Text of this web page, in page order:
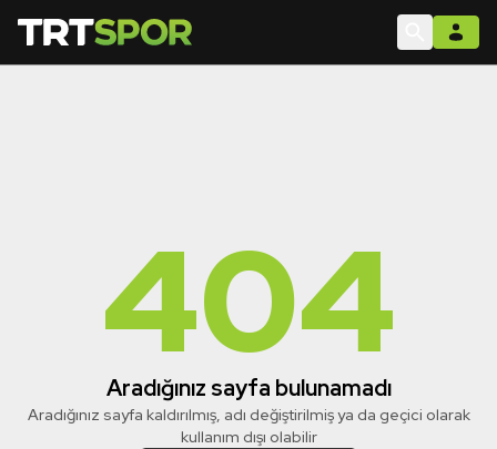
404
Aradığınız sayfa bulunamadı
Aradığınız sayfa kaldırılmış, adı değiştirilmiş ya da geçici olarak
kullanım dışı olabilir